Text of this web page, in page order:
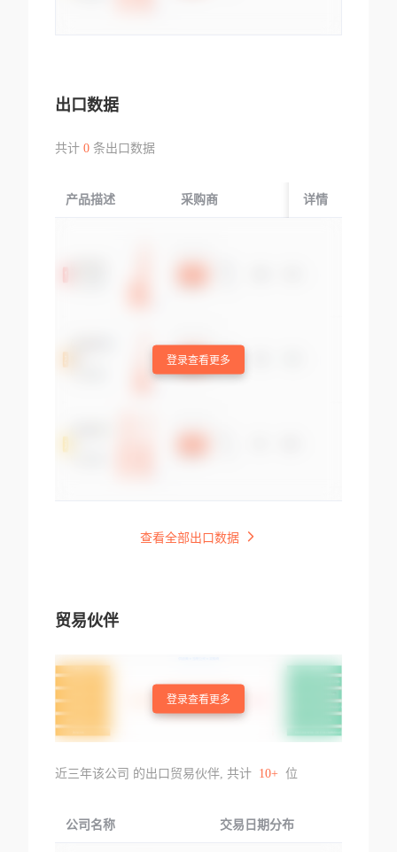
出口数据
共计 0条出口数据
产品描述 采购商 起运国/地区
详情
登录查看更多
查看全部出口数据
贸易伙伴
登录查看更多
近三年该公司 的出口贸易伙伴, 共计 10+ 位
公司名称 交易日期分布